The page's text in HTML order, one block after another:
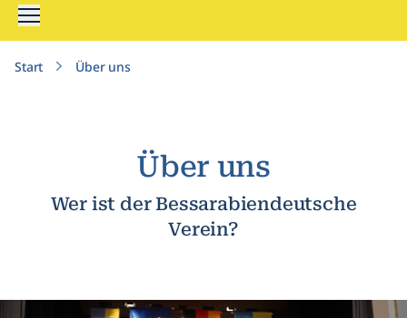
Menü öffnen
Start Über uns
Über uns
Wer ist der Bessarabiendeutsche
Verein?